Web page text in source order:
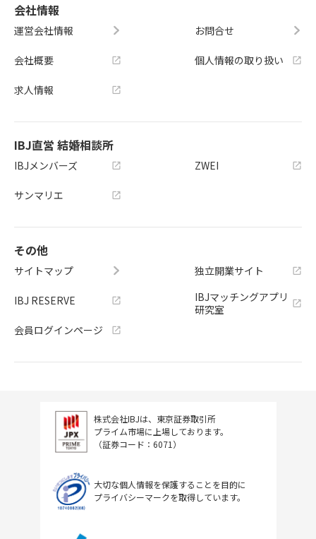
会社情報
運営会社情報
会社概要
求人情報
お問合せ
個人情報の取り扱い
IBJ直営 結婚相談所
IBJメンバーズ
サンマリエ
ZWEI
その他
サイトマップ
IBJ RESERVE
会員ログインページ
独立開業サイト
IBJマッチングアプリ
研究室
株式会社IBJは、東京証券取引所
プライム市場に上場しております。
（証券コード：6071）
大切な個人情報を保護することを目的に
プライバシーマークを取得しています。